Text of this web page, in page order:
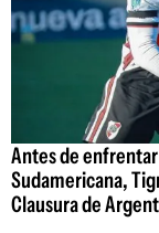
Antes de
Sudamericana,
Clausura de